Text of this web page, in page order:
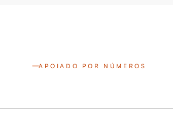
APOIADO POR NÚMEROS